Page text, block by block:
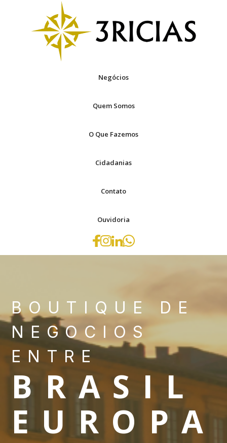
Quem Somos
O Que Fazemos
Cidadanias
Negócios
Contato
Ouvidoria
BOUTIQUE DE
NEGOCIOS
ENTRE
BRASIL
EUROPA